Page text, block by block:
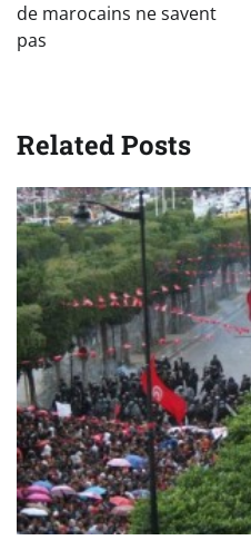
l’article
de marocains ne savent
pas
Related Posts